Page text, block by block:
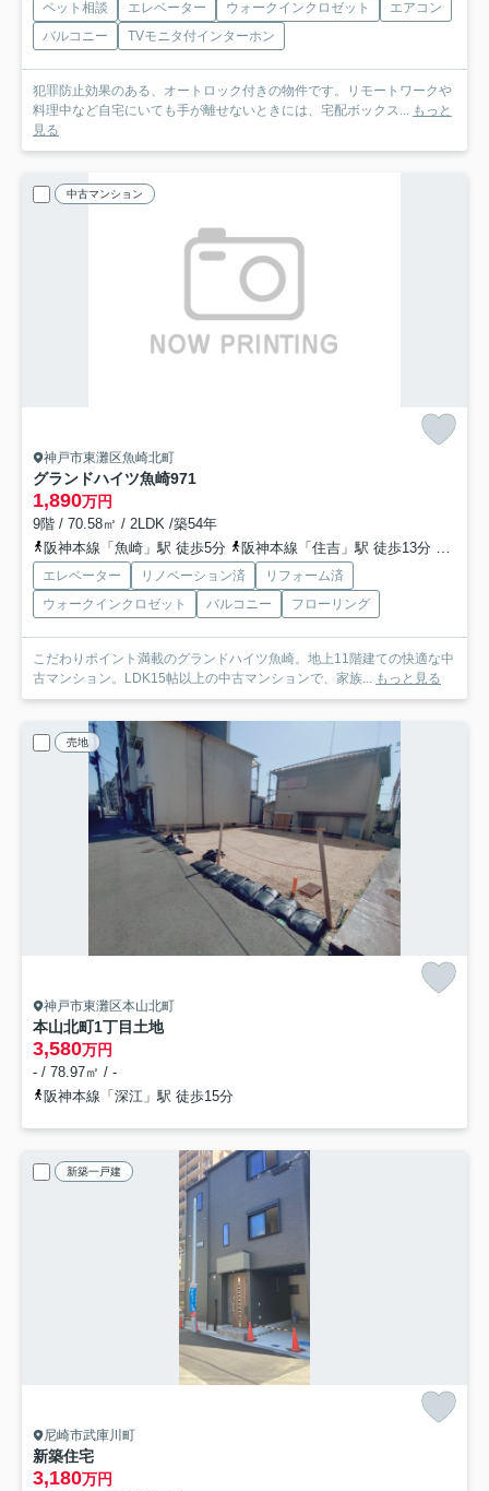
ペット相談 エレベーター ウォークインクロゼット
エアコン
バルコニー
TVモニタ付インターホン
犯罪防止効果のある、オートロック付きの物件です。リモートワークや
料理中など自宅にいても手が離せないときには、宅配ボックス... もっと
見る
中古マンション
神戸市東灘区魚崎北町
グランドハイツ魚崎971
1,890万円
9階 / 70.58㎡ / 2LDK /築54年
阪神本線「魚崎」駅 徒歩5分
阪神本線「住吉」駅 徒歩13分 神戸
エレベーター リノベーション済
リフォーム済
ウォークインクロゼット
バルコニー フローリング
こだわりポイント満載のグランドハイツ魚崎。地上11階建ての快適な中
古マンション。LDK15帖以上の中古マンションで、家族... もっと見る
売地
神戸市東灘区本山北町
本山北町1丁目土地
3,580万円
- / 78.97㎡ / -
阪神本線「深江」駅 徒歩15分
新築一戸建
尼崎市武庫川町
新築住宅
3,180万円